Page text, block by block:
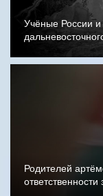
Учёные России
Родителей